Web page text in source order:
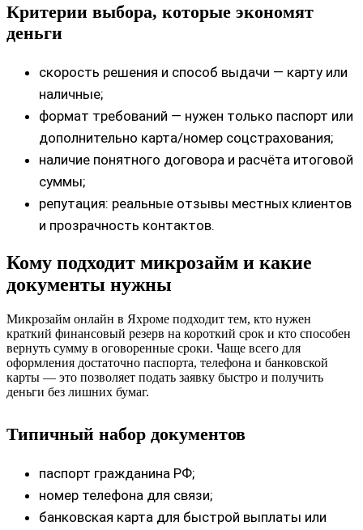
Критерии выбора, которые экономят
деньги
скорость решения и способ выдачи — карту или
наличные;
формат требований — нужен только паспорт или
дополнительно карта/номер соцстрахования;
наличие понятного договора и расчёта итоговой
суммы;
репутация: реальные отзывы местных клиентов
и прозрачность контактов.
Кому подходит микрозайм и какие
документы нужны
Микрозайм онлайн в Яхроме подходит тем, кто нужен
краткий финансовый резерв на короткий срок и кто способен
вернуть сумму в оговоренные сроки. Чаще всего для
оформления достаточно паспорта, телефона и банковской
карты — это позволяет подать заявку быстро и получить
деньги без лишних бумаг.
Типичный набор документов
паспорт гражданина РФ;
номер телефона для связи;
банковская карта для быстрой выплаты или